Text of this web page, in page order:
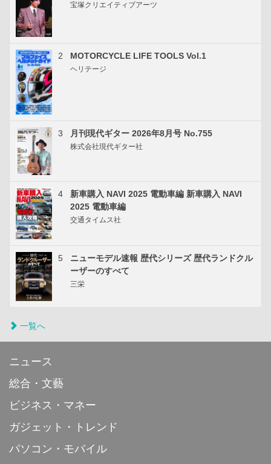
宝塚クリエイティブアーツ
2 MOTORCYCLE LIFE TOOLS Vol.1
ヘリテージ
3 月刊現代ギター 2026年8月号 No.755
株式会社現代ギター社
4
新車購入 NAVI 2025 電動車編 新車購入 NAVI
2025 電動車編
交通タイムス社
5
ニューモデル速報 歴代シリーズ 歴代ランドクル
ーザーのすべて
三栄
一覧へ
ニュース
総合・文藝
ビジネス・マネー
ガジェット・トレンド
パソコン・モバイル